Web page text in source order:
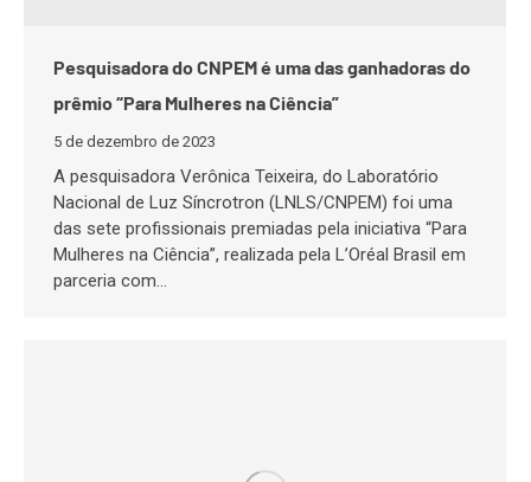
Pesquisadora do CNPEM é uma das ganhadoras do
prêmio “Para Mulheres na Ciência”
5 de dezembro de 2023
A pesquisadora Verônica Teixeira, do Laboratório
Nacional de Luz Síncrotron (LNLS/CNPEM) foi uma
das sete profissionais premiadas pela iniciativa “Para
Mulheres na Ciência”, realizada pela L’Oréal Brasil em
parceria com…